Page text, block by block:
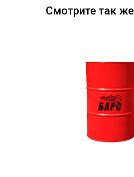
Смотрите так же